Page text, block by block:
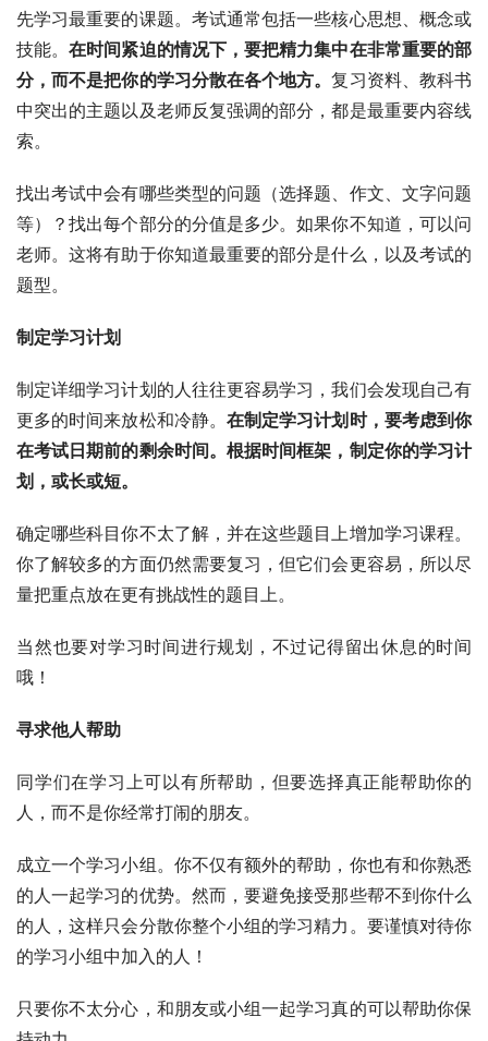
先学习最重要的课题。考试通常包括一些核心思想、概念或
技能。在时间紧迫的情况下，要把精力集中在非常重要的部
分，而不是把你的学习分散在各个地方。复习资料、教科书
中突出的主题以及老师反复强调的部分，都是最重要内容线
索。
找出考试中会有哪些类型的问题（选择题、作文、文字问题
等）？找出每个部分的分值是多少。如果你不知道，可以问
老师。这将有助于你知道最重要的部分是什么，以及考试的
题型。
制定学习计划
制定详细学习计划的人往往更容易学习，我们会发现自己有
更多的时间来放松和冷静。 在制定学习计划时，要考虑到你
在考试日期前的剩余时间。根据时间框架，制定你的学习计
划，或长或短。
确定哪些科目你不太了解，并在这些题目上增加学习课程。
你了解较多的方面仍然需要复习，但它们会更容易，所以尽
量把重点放在更有挑战性的题目上。
当然也要对学习时间进行规划，不过记得留出休息的时间
哦！
寻求他人帮助
同学们在学习上可以有所帮助，但要选择真正能帮助你的
人，而不是你经常打闹的朋友。
成立一个学习小组。你不仅有额外的帮助，你也有和你熟悉
的人一起学习的优势。然而，要避免接受那些帮不到你什么
的人，这样只会分散你整个小组的学习精力。要谨慎对待你
的学习小组中加入的人！
只要你不太分心，和朋友或小组一起学习真的可以帮助你保